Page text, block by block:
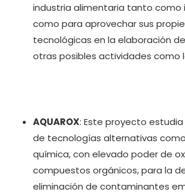
industria alimentaria tanto como
como para aprovechar sus
tecnológicas en la elaboración
otras posibles actividades como
AQUAROX: Este proyecto
de tecnologías alternativas
química, con elevado poder de
compuestos orgánicos, para la
eliminación de contaminantes